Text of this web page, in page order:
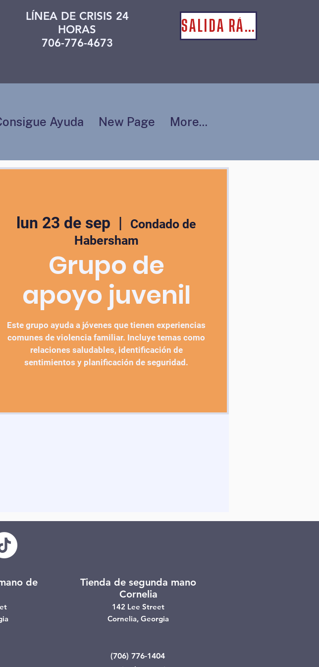
LÍNEA DE CRISIS 24
HORAS
706-776-4673
Ayuda New Page More...
lun 23 de sep
  |
Condado de
Habersham
Grupo de
apoyo juvenil
Este grupo ayuda a jóvenes que tienen experiencias
comunes de violencia familiar. Incluye temas como
relaciones saludables, identificación de
sentimientos y planificación de seguridad.
de
Tienda de segunda mano
Cornelia
142 Lee Street
Cornelia, Georgia
(706) 776-1404